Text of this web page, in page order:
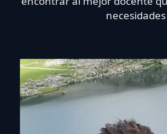
necesidades